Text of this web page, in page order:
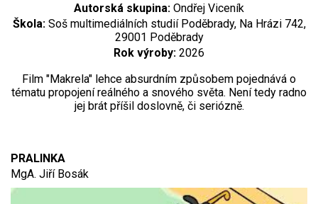
Autorská skupina: Ondřej Viceník
Škola: Soš multimediálních studií Poděbrady, Na Hrázi 742,
29001 Poděbrady
Rok výroby: 2026
Film "Makrela" lehce absurdním způsobem pojednává o
tématu propojení reálného a snového světa. Není tedy radno
jej brát příšil doslovně, či seriózně.
PRALINKA
MgA. Jiří Bosák